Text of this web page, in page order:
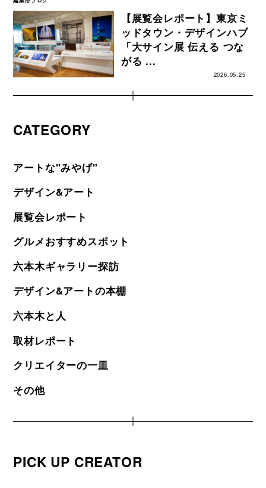
【展覧会レポート】東京ミ
ッドタウン・デザインハブ
「大サイン展 伝える つな
がる ...
2026.05.25
CATEGORY
アートな"みやげ"
デザイン&アート
展覧会レポート
グルメおすすめスポット
六本木ギャラリー探訪
デザイン&アートの本棚
六本木と人
取材レポート
クリエイターの一皿
その他
PICK UP CREATOR